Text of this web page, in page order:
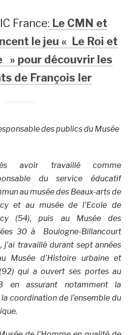
France: Le CMN et
le jeu « Le Roi et
» pour découvrir les
de François Ier
des publics du Musée
avoir travaillé comme
du service éducatif
au musée des Beaux-arts de
et au musée de l’Ecole de
(54), puis au Musée des
30 à Boulogne-Billancourt
j’ai travaillé durant sept années
Musée d’Histoire urbaine et
qui a ouvert ses portes au
en assurant notamment la
coordination de l’ensemble du